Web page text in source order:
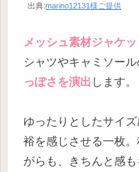
出典:marino12131様ご提供
メッシュ素材ジャケッ
シャツやキャミソー
っぽさを演出 します。
ゆったりとしたサイ
裕を感じさせる一枚
がらも、きちんと感